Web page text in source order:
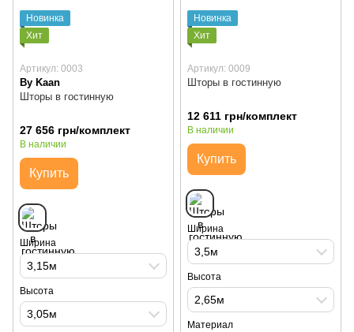
Новинка
Хит
Артикул: 0003
By Kaan
Шторы в гостинную
27 656 грн/комплект
В наличии
Купить
Ширина
3,15м
Высота
3,05м
Новинка
Хит
Артикул: 0009
Шторы в гостинную
12 611 грн/комплект
В наличии
Купить
Ширина
3,5м
Высота
2,65м
Материал